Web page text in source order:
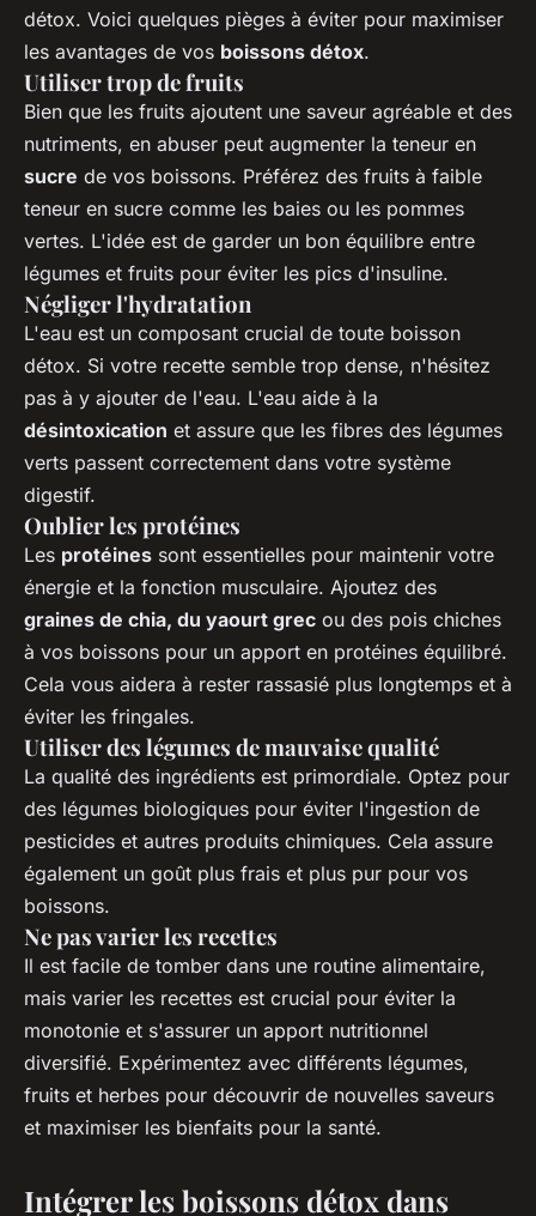
détox. Voici quelques pièges à éviter pour maximiser
les avantages de vos boissons détox.
Utiliser trop de fruits
Bien que les fruits ajoutent une saveur agréable et des
nutriments, en abuser peut augmenter la teneur en
sucre de vos boissons. Préférez des fruits à faible
teneur en sucre comme les baies ou les pommes
vertes. L'idée est de garder un bon équilibre entre
légumes et fruits pour éviter les pics d'insuline.
Négliger l'hydratation
L'eau est un composant crucial de toute boisson
détox. Si votre recette semble trop dense, n'hésitez
pas à y ajouter de l'eau. L'eau aide à la
désintoxication et assure que les fibres des légumes
verts passent correctement dans votre système
digestif.
Oublier les protéines
Les protéines sont essentielles pour maintenir votre
énergie et la fonction musculaire. Ajoutez des
graines de chia, du yaourt grec ou des pois chiches
à vos boissons pour un apport en protéines équilibré.
Cela vous aidera à rester rassasié plus longtemps et à
éviter les fringales.
Utiliser des légumes de mauvaise qualité
La qualité des ingrédients est primordiale. Optez pour
des légumes biologiques pour éviter l'ingestion de
pesticides et autres produits chimiques. Cela assure
également un goût plus frais et plus pur pour vos
boissons.
Ne pas varier les recettes
Il est facile de tomber dans une routine alimentaire,
mais varier les recettes est crucial pour éviter la
monotonie et s'assurer un apport nutritionnel
diversifié. Expérimentez avec différents légumes,
fruits et herbes pour découvrir de nouvelles saveurs
et maximiser les bienfaits pour la santé.
Intégrer les boissons détox dans